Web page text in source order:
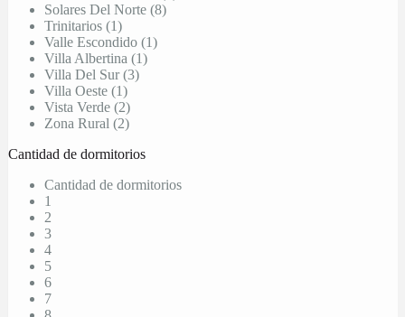
Solares Del Norte (8)
Trinitarios (1)
Valle Escondido (1)
Villa Albertina (1)
Villa Del Sur (3)
Villa Oeste (1)
Vista Verde (2)
Zona Rural (2)
Cantidad de dormitorios
Cantidad de dormitorios
1
2
3
4
5
6
7